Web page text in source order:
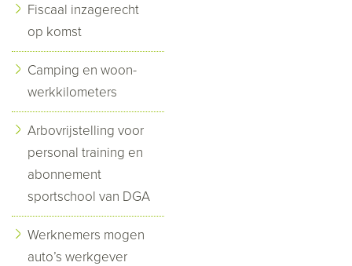
Fiscaal inzagerecht
op komst
Camping en woon-
werkkilometers
Arbovrijstelling voor
personal training en
abonnement
sportschool van DGA
Werknemers mogen
auto’s werkgever